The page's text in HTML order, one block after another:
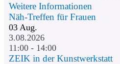
Weitere Informationen
Näh-Treffen für Frauen
03 Aug.
3.08.2026
11:00 - 14:00
ZEIK in der Kunstwerkstatt